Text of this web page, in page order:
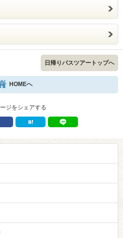
日帰りバスツアートップへ
HOMEへ
ジをシェアする